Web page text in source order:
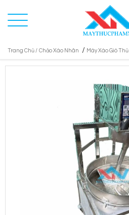
Trang Chủ / Chảo Xào Nhân / Máy Xào Giò Thủ